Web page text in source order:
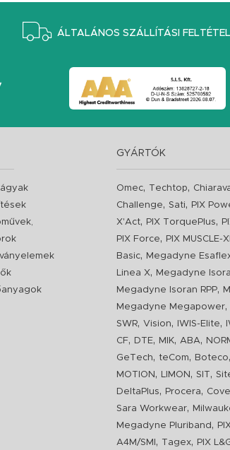
ÁLTALÁNOS SZÁLLÍTÁSI
GYÁRTÓK
Omec, Techtop,
Challenge,Sati, PIX
X'Act, PIX TorquePlus,
PIX Force, PIX MUSCLE-
Basic, Megadyne
Linea X, Megadyne
Megadyne Isoran RPP,
Megadyne Megapower,
SWR,Vision, IWIS-Elite,
CF, DTE, MIK, ABA,
GeTech, teCom, Boteco,
MOTION , LIMON ,SIT,
DeltaPlus, Procera,
Sara Workwear,
Megadyne Pluriband ,
A4M/SMI , Tagex, PIX